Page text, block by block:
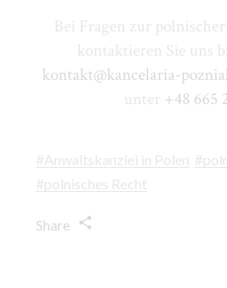
Bei Fragen zur polnischer
kontaktieren Sie uns
kontakt@kancelaria-
unter +48 665
#Anwaltskanzlei in Polen
#polnisches Recht
Share